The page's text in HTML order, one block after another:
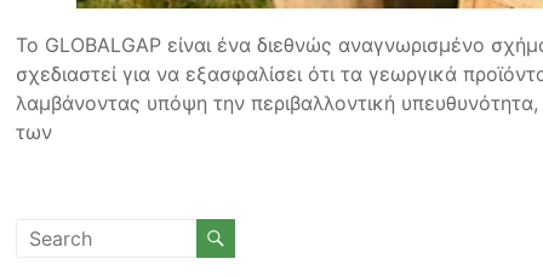
Το GLOBALGAP είναι ένα διεθνώς αναγνωρισμένο
σχεδιαστεί για να εξασφαλίσει ότι τα γεωργικά
λαμβάνοντας υπόψη την περιβαλλοντική
των